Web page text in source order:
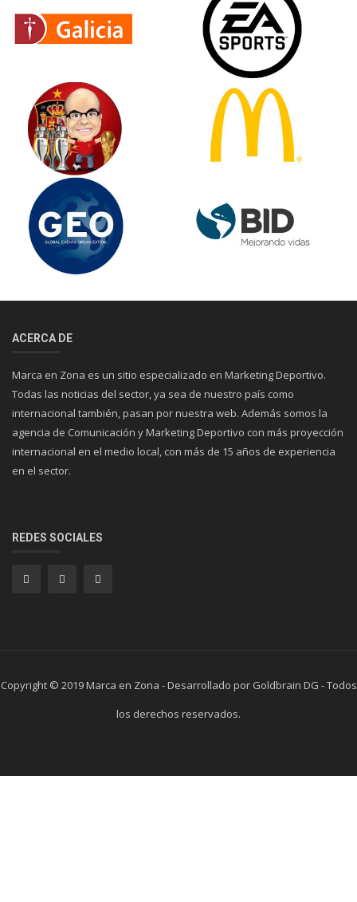
ACERCA DE
Marca en Zona es un sitio especializado en Marketing Deportivo.
Todas las noticias del sector, ya sea de nuestro país como
internacional también, pasan por nuestra web. Además somos la
agencia de Comunicación y Marketing Deportivo con más proyección
internacional en el medio local, con más de 15 años de experiencia
en el sector.
REDES SOCIALES
Copyright © 2019 Marca en Zona - Desarrollado por Goldbrain DG - Todos
los derechos reservados.